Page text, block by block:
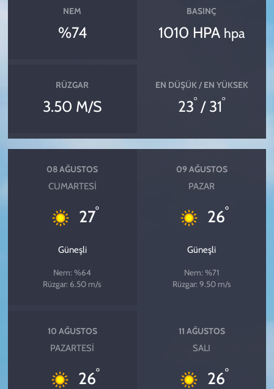
NEM
%74
BASINÇ
1010 HPA hpa
RÜZGAR
3.50 M/S
EN DÜŞÜK / EN YÜKSEK
23° / 31°
08 AĞUSTOS
CUMARTESI
27°
Güneşli
Nem: %64
Rüzgar: 6.50 m/s
09 AĞUSTOS
PAZAR
26°
Güneşli
Nem: %71
Rüzgar: 9.50 m/s
10 AĞUSTOS
PAZARTESI
26°
11 AĞUSTOS
SALI
26°